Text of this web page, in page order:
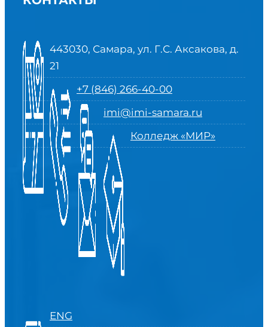
443030, Самара, ул. Г.С. Аксакова, д.
21
+7 (846) 266-40-00
imi@imi-samara.ru
Колледж «МИР»
ENG